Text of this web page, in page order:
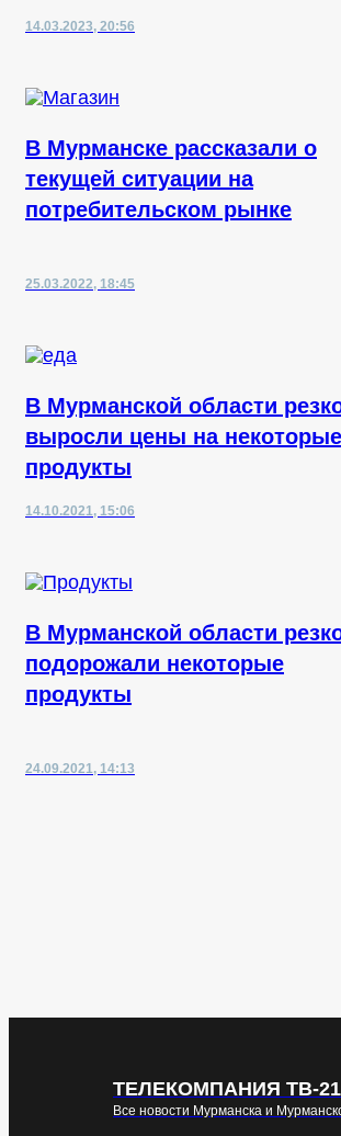
14.03.2023, 20:56
В Мурманске рассказали о
текущей ситуации на
потребительском рынке
25.03.2022, 18:45
В Мурманской области
выросли цены на некоторые
продукты
14.10.2021, 15:06
В Мурманской области
подорожали некоторые
продукты
24.09.2021, 14:13
ТЕЛЕКОМПАНИЯ ТВ-21
Все новости Мурманска и